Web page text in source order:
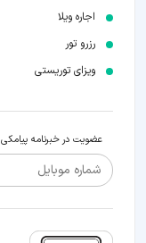
اجاره ویلا
رزرو تور
ویزای توریستی
عضویت در خبرنامه پیامکی
شماره موبایل